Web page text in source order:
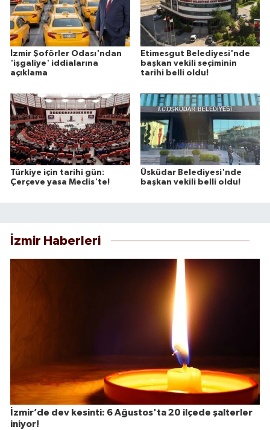
İzmir Şoförler Odası'ndan
'işgaliye' iddialarına
açıklama
Etimesgut Belediyesi'nde
başkan vekili seçiminin
tarihi belli oldu!
Türkiye için tarihi gün:
Çerçeve yasa Meclis'te!
Üsküdar Belediyesi'nde
başkan vekili belli oldu!
İzmir Haberleri
İzmir’de dev kesinti: 6 Ağustos'ta 20 ilçede şalterler
iniyor!